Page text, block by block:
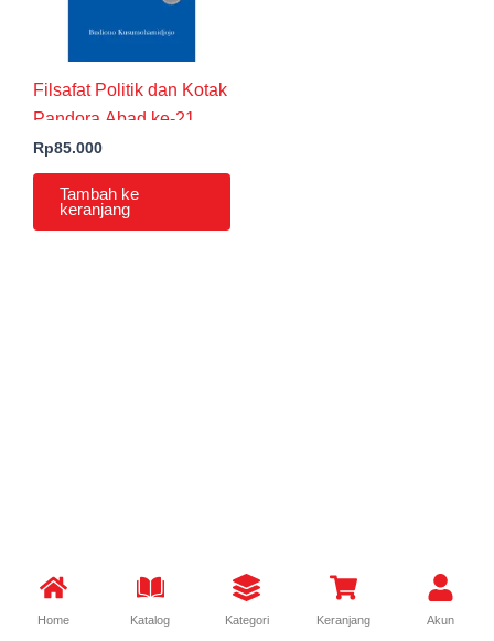
Filsafat Politik dan Kotak
Pandora Abad ke-21
Edisi 2
Rp85.000
Tambah ke
keranjang
Home Katalog Kategori Keranjang Akun